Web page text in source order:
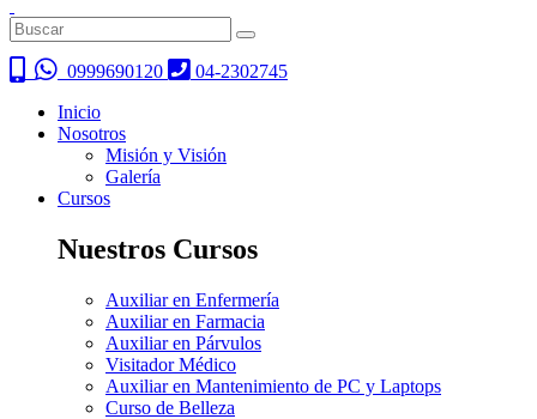
0999690120
04-2302745
Inicio
Nosotros
Misión y Visión
Galería
Cursos
Nuestros Cursos
Auxiliar en Enfermería
Auxiliar en Farmacia
Auxiliar en Párvulos
Visitador Médico
Auxiliar en Mantenimiento de PC y Laptops
Curso de Belleza